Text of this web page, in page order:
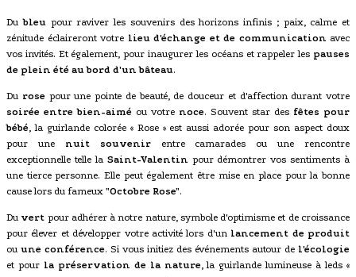
Dubleu pour raviver les souvenirs des horizons infinis ; paix, calme et
zénitude éclaireront votre lieu d'échange et de communication avec
vos invités. Et également, pour inaugurer les océans et rappeler les pauses
de plein été au bord d'un bâteau.
Du rosepour une pointe de beauté, de douceur et d'affection durant votre
soirée entre bien-aimé ou votre noce. Souvent star des fêtes pour
bébé, la guirlande colorée « Rose » est aussi adorée pour son aspect doux
pour une nuit souvenirentre camarades ou une rencontre
exceptionnelle telle la Saint-Valentin pour démontrer vos sentiments à
une tierce personne. Elle peut également être mise en place pour la bonne
cause lors du fameux "Octobre Rose".
Du vert pour adhérer à notre nature, symbole d'optimisme et de croissance
pour élever et développer votre activité lors d'un lancement de produit
ou une conférence. Si vous initiez des événements autour de l'écologie
et pour la préservation de la nature, la guirlande lumineuse à leds «